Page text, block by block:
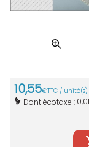
10,55€TTC / unité(s)
Dont écotaxe : 0,01